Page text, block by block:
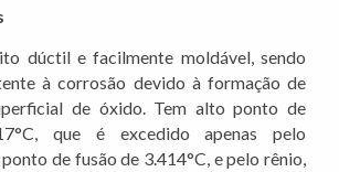
dúctil e facilmente moldável, sendo
à corrosão devido à formação de
de óxido. Tem alto ponto de
que é excedido apenas pelo
de fusão de 3.414°C, e pelo rênio,